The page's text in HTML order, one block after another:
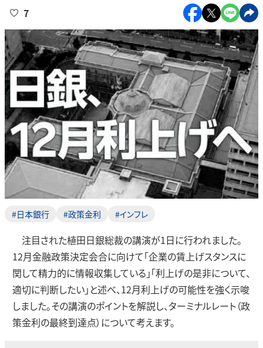
7
#日本銀行 #政策金利 #インフレ
注目された植田日銀総裁の講演が1日に行われました。
12月金融政策決定会合に向けて「企業の賃上げスタンスに
関して精力的に情報収集している」「利上げの是非について、
適切に判断したい」と述べ、12月利上げの可能性を強く示唆
しました。その講演のポイントを解説し、ターミナルレート（政
策金利の最終到達点）について考えます。